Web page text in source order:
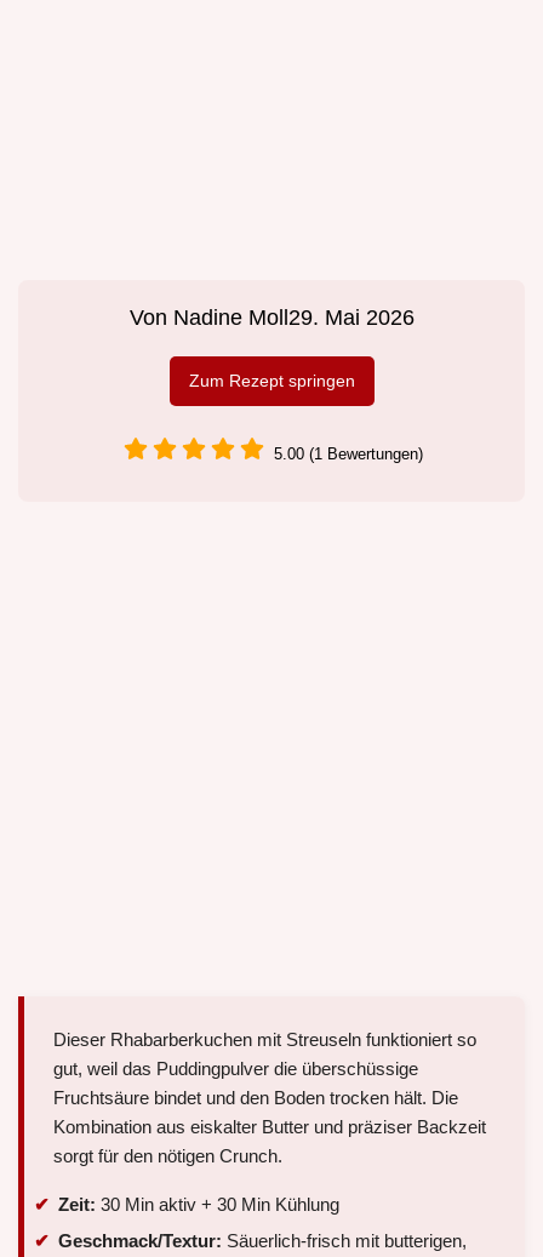
Von Nadine Moll 29. Mai 2026
Zum Rezept springen
5.00 (1 Bewertungen)
Dieser Rhabarberkuchen mit Streuseln funktioniert so
gut, weil das Puddingpulver die überschüssige
Fruchtsäure bindet und den Boden trocken hält. Die
Kombination aus eiskalter Butter und präziser Backzeit
sorgt für den nötigen Crunch.
Zeit: 30 Min aktiv + 30 Min Kühlung
Geschmack/Textur: Säuerlich-frisch mit butterigen,